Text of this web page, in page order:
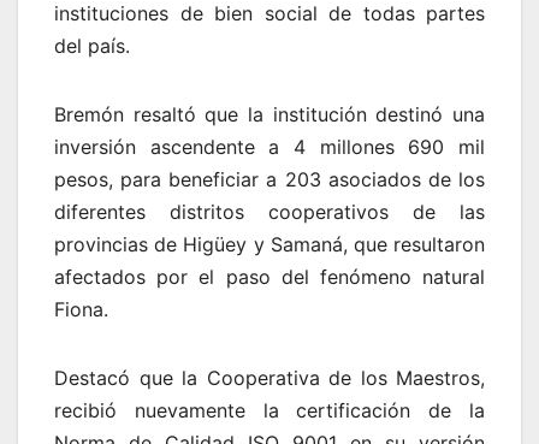
instituciones de bien social de todas partes
del país.
Bremón resaltó que la institución destinó una
inversión ascendente a 4 millones 690 mil
pesos, para beneficiar a 203 asociados de los
diferentes distritos cooperativos de las
provincias de Higüey y Samaná, que resultaron
afectados por el paso del fenómeno natural
Fiona.
Destacó que la Cooperativa de los Maestros,
recibió nuevamente la certificación de la